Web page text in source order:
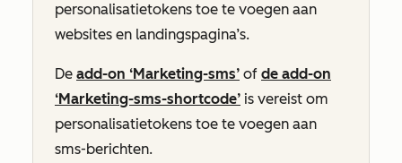
personalisatietokens toe te voegen aan
websites en landingspagina’s.
De add-on ‘Marketing-sms’ of de add-on
‘Marketing-sms-shortcode’ is vereist om
personalisatietokens toe te voegen aan
sms-berichten.